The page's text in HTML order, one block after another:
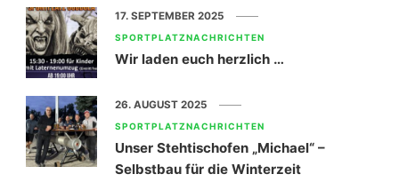
SPORTPLATZNACHRICHTEN
Wir laden euch herzlich …
17. SEPTEMBER 2025
SPORTPLATZNACHRICHTEN
Unser Stehtischofen „Michael“ –
Selbstbau für die Winterzeit
26. AUGUST 2025